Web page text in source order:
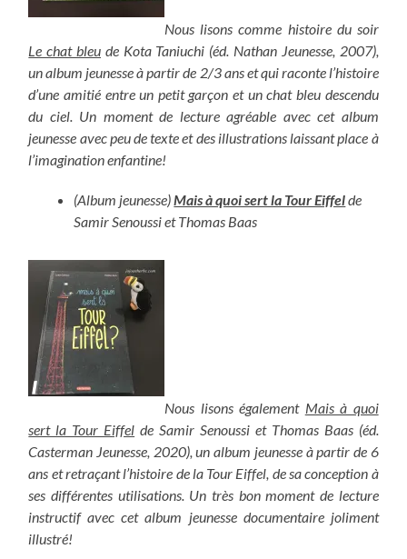
Nous lisons comme histoire du soir
Le chat bleude Kota Taniuchi (éd. Nathan Jeunesse, 2007),
un album jeunesse à partir de 2/3 ans et qui raconte l’histoire
d’une amitié entre un petit garçon et un chat bleu descendu
du ciel. Un moment de lecture agréable avec cet album
jeunesse avec peu de texte et des illustrations laissant place à
l’imagination enfantine!
(Album jeunesse)Mais à quoi sert la Tour Eiffelde
Samir Senoussi et Thomas Baas
Nous lisons également Mais à quoi
sert la Tour Eiffel de Samir Senoussi et Thomas Baas (éd.
Casterman Jeunesse, 2020), un album jeunesse à partir de 6
ans et retraçant l’histoire de la Tour Eiffel, de sa conception à
ses différentes utilisations. Un très bon moment de lecture
instructif avec cet album jeunesse documentaire joliment
illustré!